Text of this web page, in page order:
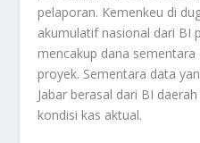
pelaporan. Kemenkeu di
akumulatif nasional dari BI
mencakup dana
proyek. Sementara data
Jabar berasal dari BI
kondisi kas aktual.